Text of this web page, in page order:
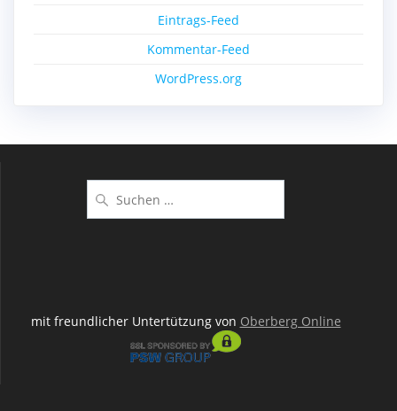
Eintrags-Feed
Kommentar-Feed
WordPress.org
nach:
mit freundlicher Untertützung von Oberberg Online